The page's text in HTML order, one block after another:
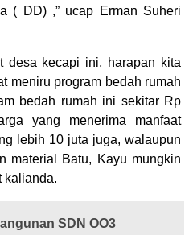
( DD) ,” ucap Erman Suheri
desa kecapi ini, harapan kita
meniru program bedah rumah
bedah rumah ini sekitar Rp
yang menerima manfaat
lebih 10 juta juga, walaupun
material Batu, Kayu mungkin
kalianda.
SDN OO3